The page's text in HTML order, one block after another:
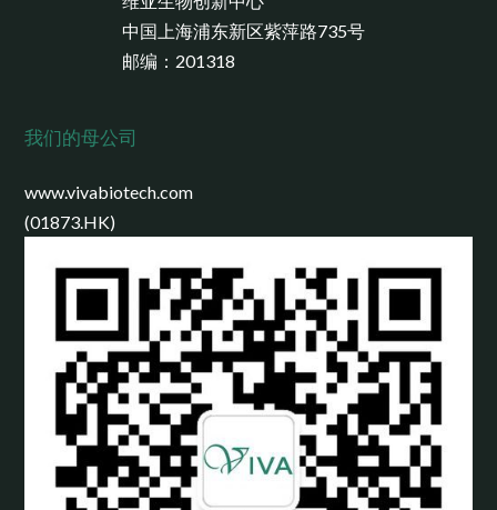
中国上海浦东新区紫萍路735号
邮编：201318
我们的母公司
www.vivabiotech.com
(01873.HK)